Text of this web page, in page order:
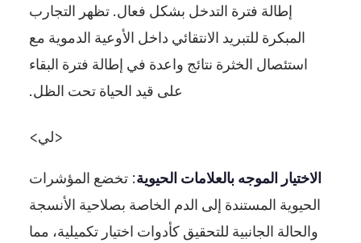
إطالة فترة التدخل بشكل فعال. تظهر التجارب
المبكرة للتبريد الانتقائي داخل الأوعية الدموية مع
استئصال الخثرة نتائج واعدة في إطالة فترة البقاء
على قيد الحياة تحت الظل.
<لي>
الاختيار الموجه بالعلامات الحيوية: تخضع المؤشرات
الحيوية المستندة إلى الدم الخاصة بصلاحية الأنسجة
والحالة الجانبية للتحقيق كأدوات اختيار تكميلية، مما